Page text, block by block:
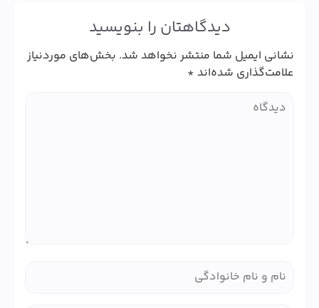
دیدگاهتان را بنویسید
نشانی ایمیل شما منتشر نخواهد شد. بخش‌های موردنیاز
علامت‌گذاری شده‌اند *